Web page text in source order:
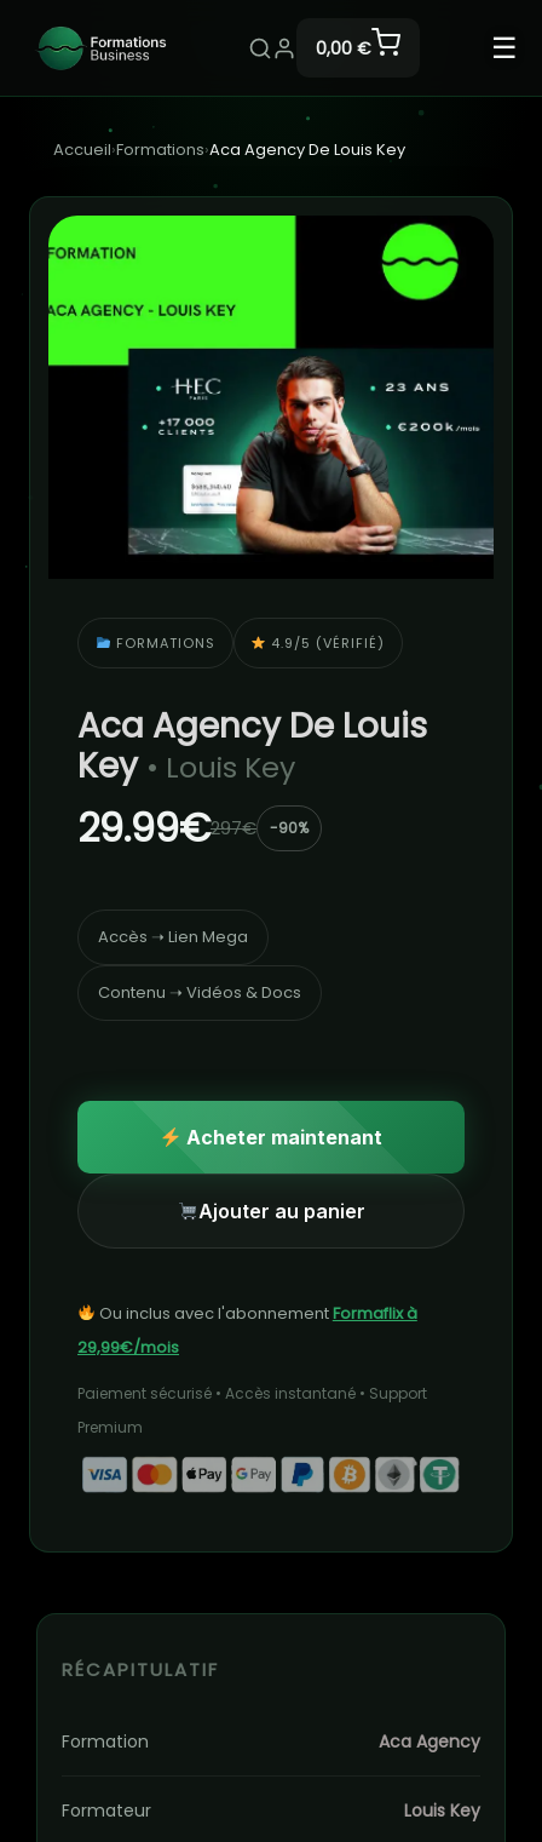
0,00 € ☰
Accueil›Formations›Aca Agency De Louis Key
FORMATIONS 4.9/5 (VÉRIFIÉ)
Aca Agency De Louis
Key • Louis Key
29.99€297€ -90%
Accès ➝ Lien Mega
Contenu ➝ Vidéos & Docs
Acheter maintenant
Ajouter au panier
Ou inclus avec l'abonnementFormaflix à
29,99€/mois
Paiement sécurisé • Accès instantané • Support
Premium
RÉCAPITULATIF
Formation Aca Agency
Formateur Louis Key